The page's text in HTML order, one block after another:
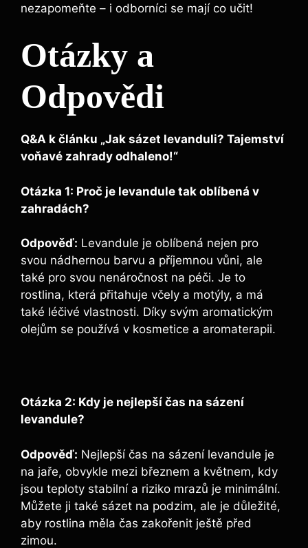
nezapomeňte – i odborníci se mají co učit!
Otázky a
Odpovědi
Q&A k článku „Jak sázet levanduli? Tajemství
voňavé zahrady odhaleno!“
Otázka 1: Proč je levandule tak oblíbená v
zahradách?
Odpověď: Levandule je oblíbená nejen pro
svou nádhernou barvu a příjemnou vůni, ale
také pro svou nenáročnost na péči. Je to
rostlina, která přitahuje včely a motýly, a má
také léčivé vlastnosti. Díky svým aromatickým
olejům se používá v kosmetice a aromaterapii.
Otázka 2: Kdy je nejlepší čas na sázení
levandule?
Odpověď: Nejlepší čas na sázení levandule je
na jaře, obvykle mezi březnem a květnem, kdy
jsou teploty stabilní a riziko mrazů je minimální.
Můžete ji také sázet na podzim, ale je důležité,
aby rostlina měla čas zakořenit ještě před
zimou.